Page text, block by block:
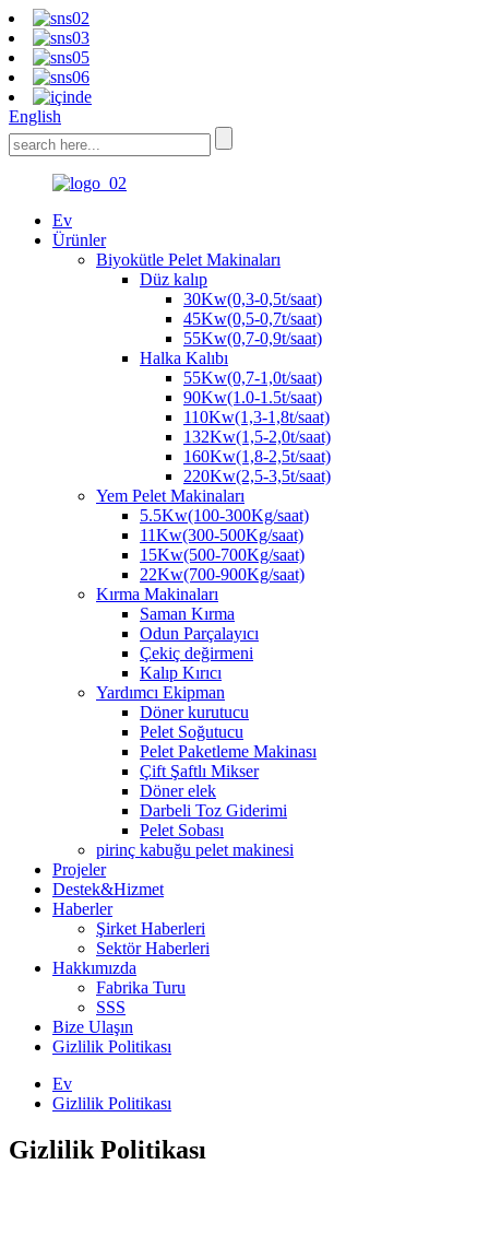
English
Ev
Ürünler
Biyokütle Pelet Makinaları
Düz kalıp
30Kw(0,3-0,5t/saat)
45Kw(0,5-0,7t/saat)
55Kw(0,7-0,9t/saat)
Halka Kalıbı
55Kw(0,7-1,0t/saat)
90Kw(1.0-1.5t/saat)
110Kw(1,3-1,8t/saat)
132Kw(1,5-2,0t/saat)
160Kw(1,8-2,5t/saat)
220Kw(2,5-3,5t/saat)
Yem Pelet Makinaları
5.5Kw(100-300Kg/saat)
11Kw(300-500Kg/saat)
15Kw(500-700Kg/saat)
22Kw(700-900Kg/saat)
Kırma Makinaları
Saman Kırma
Odun Parçalayıcı
Çekiç değirmeni
Kalıp Kırıcı
Yardımcı Ekipman
Döner kurutucu
Pelet Soğutucu
Pelet Paketleme Makinası
Çift Şaftlı Mikser
Döner elek
Darbeli Toz Giderimi
Pelet Sobası
pirinç kabuğu pelet makinesi
Projeler
Destek&Hizmet
Haberler
Şirket Haberleri
Sektör Haberleri
Hakkımızda
Fabrika Turu
SSS
Bize Ulaşın
Gizlilik Politikası
Ev
Gizlilik Politikası
Gizlilik Politikası